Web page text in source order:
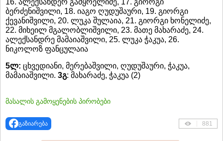
ბერძენიშვილი, 18. იაგო ღუდუშაური, 19. გიორგი
ქევანიშვილი, 20. ლუკა შულაია, 21. გიორგი ხონელიძე,
22. მიხეილ მგალობლიშვილი, 23. მათე მახარაძე, 24.
ალექსანდრე მამაიაშვილი, 25. ლუკა ჭაკუა, 26.
ნიკოლოზ ფანცულაია
5ლ: ცხვედიანი, მერებაშვილი, ღუდუშაური, ჭაკუა,
მამაიაშვილი. 3გ: მახარაძე, ჭაკუა (2)
მასალის გამოყენების პირობები
გაზიარება 881